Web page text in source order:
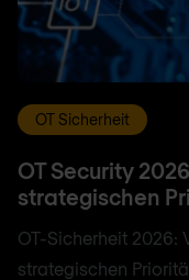
OT Sicherheit
OT Security
strategischen
OT-Sicherheit 2026:
strategischen